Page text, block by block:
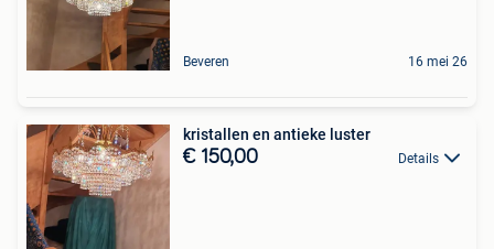
Beveren 16 mei 26
kristallen en antieke luster
€ 150,00 Details